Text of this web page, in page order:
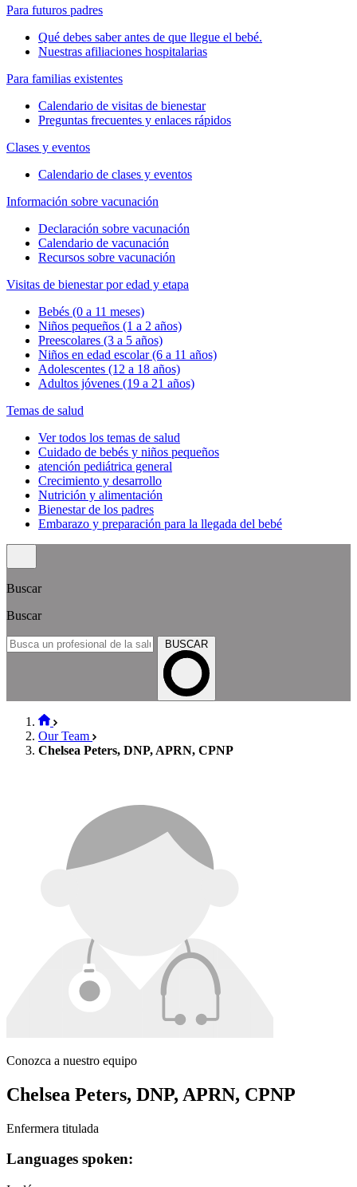
Para futuros padres
Qué debes saber antes de que llegue el bebé.
Nuestras afiliaciones hospitalarias
Para familias existentes
Calendario de visitas de bienestar
Preguntas frecuentes y enlaces rápidos
Clases y eventos
Calendario de clases y eventos
Información sobre vacunación
Declaración sobre vacunación
Calendario de vacunación
Recursos sobre vacunación
Visitas de bienestar por edad y etapa
Bebés (0 a 11 meses)
Niños pequeños (1 a 2 años)
Preescolares (3 a 5 años)
Niños en edad escolar (6 a 11 años)
Adolescentes (12 a 18 años)
Adultos jóvenes (19 a 21 años)
Temas de salud
Ver todos los temas de salud
Cuidado de bebés y niños pequeños
atención pediátrica general
Crecimiento y desarrollo
Nutrición y alimentación
Bienestar de los padres
Embarazo y preparación para la llegada del bebé
Buscar
Buscar
BUSCAR
Our Team
Chelsea Peters, DNP, APRN, CPNP
Conozca a nuestro equipo
Chelsea Peters, DNP, APRN, CPNP
Enfermera titulada
Languages spoken: